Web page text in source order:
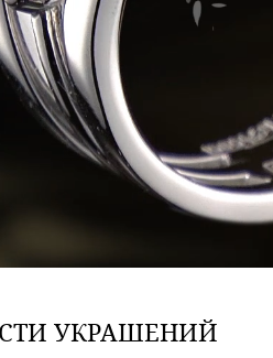
УКРАШЕНИЙ